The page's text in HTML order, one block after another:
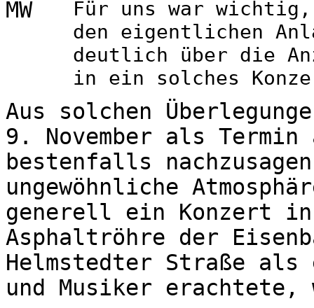
Für uns war
den eigentlichen
deutlich über die
in ein solches
MW
Aus solchen
9. November als
bestenfalls
ungewöhnliche
generell ein Konzert
Asphaltröhre der
Helmstedter Straße als
und Musiker